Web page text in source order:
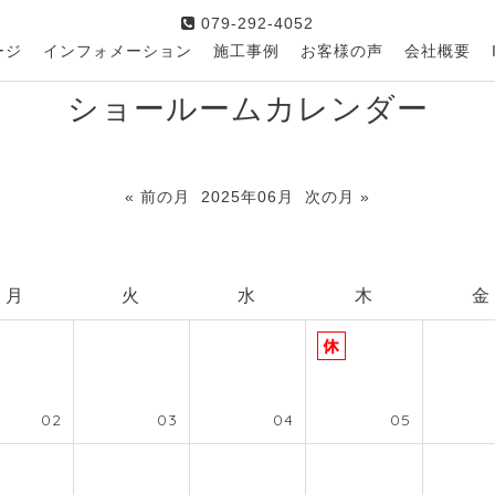
079-292-4052
ジ
インフォメーション 施工事例 お客様の声 会社概要
ショールームカレンダー
« 前の月 2025年06月 次の月 »
月 火 水 木 金
02 03 04 05